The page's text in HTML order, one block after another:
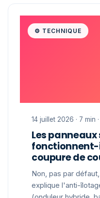
⚙️ TECHNIQUE
14 juillet 2026 · 7 min
Les
coupure de
Non, pas par
explique l'anti-